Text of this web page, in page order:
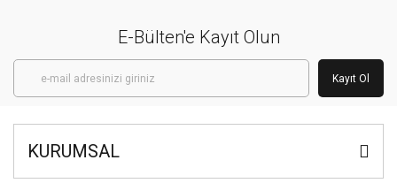
E-Bülten'e Kayıt Olun
Kayıt Ol
KURUMSAL